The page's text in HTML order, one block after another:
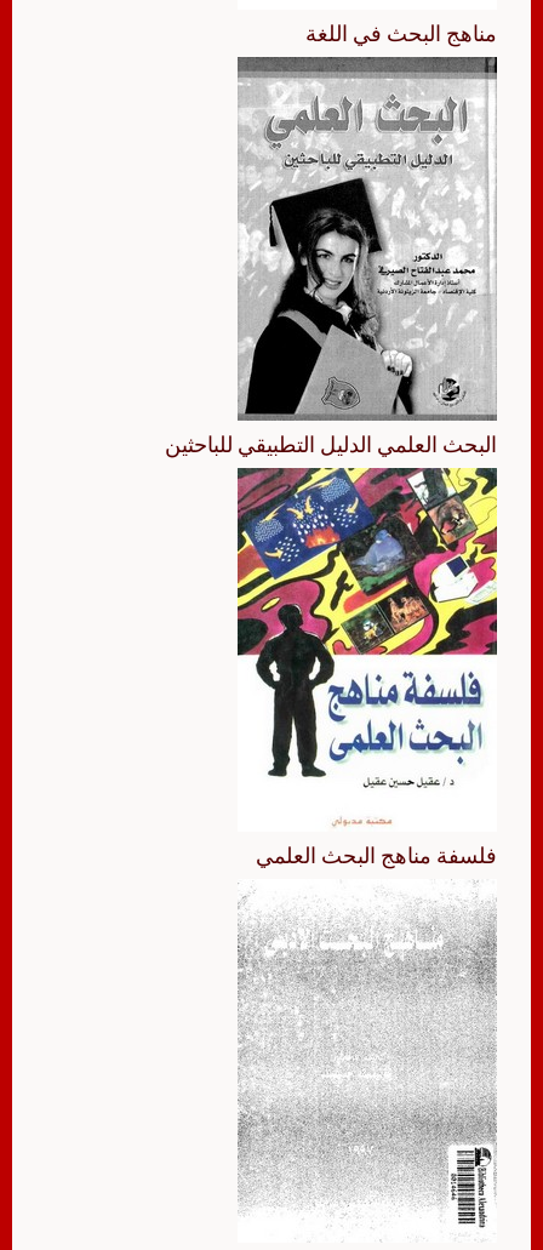
مناهج البحث في اللغة
البحث العلمي الدليل التطبيقي للباحثين
فلسفة مناهج البحث العلمي